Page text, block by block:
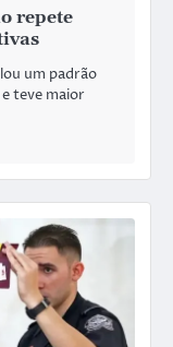
repete
um padrão
teve maior